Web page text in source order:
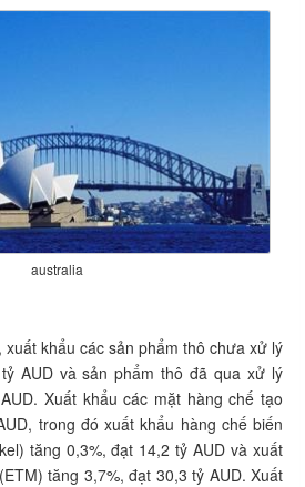
australia
khẩu các sản phẩm thô chưa xử lý
AUD và sản phẩm thô đã qua xử lý
Xuất khẩu các mặt hàng chế tạo
trong đó xuất khẩu hàng chế biến
tăng 0,3%, đạt 14,2 tỷ AUD và xuất
tăng 3,7%, đạt 30,3 tỷ AUD. Xuất